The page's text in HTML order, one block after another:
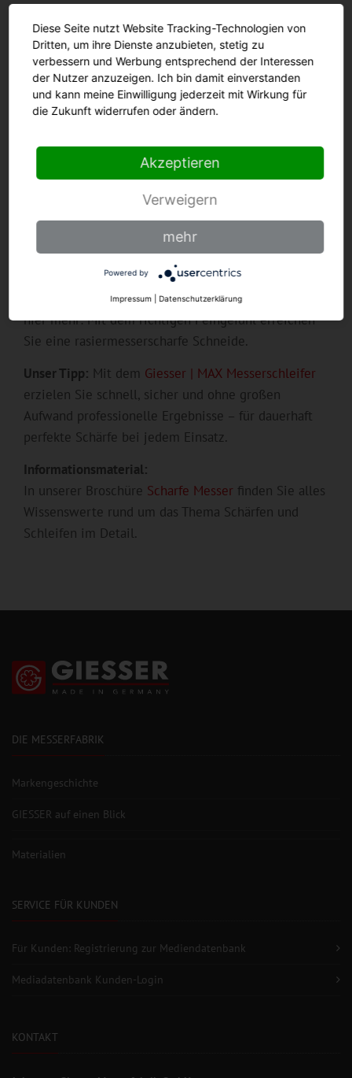
Klinge mit einem sehr feinen Schleifband oder einer
Filzscheibe veredelt werden. Das sorgt für eine
besonders glatte Oberfläche und maximale Schärfe.
Beim Schleifen mit dem Stein gilt: Arbeiten Sie
immer mit ausreichend Wasser. Das schützt den
Schneidkraft. Gleiches gilt für Bandschleifer – hier
ist kontrolliertes Arbeiten entscheidend.
Ein präzise laufender Schleifstein garantiert zudem
ein gleichmäßiges Schliffbild und ein perfektes
Klingenprofil – die Basis für exakte Schnitte.
Zum Abschluss wird der entstandene Grat vorsichtig
mit einem Handabziehstein entfernt. Weniger ist
hier mehr: Mit dem richtigen Feingefühl erreichen
Sie eine rasiermesserscharfe Schneide.
Unser Tipp: Mit dem Giesser | MAX Messerschleifer
erzielen Sie schnell, sicher und ohne großen
Aufwand professionelle Ergebnisse – für dauerhaft
perfekte Schärfe bei jedem Einsatz.
Informationsmaterial:
In unserer Broschüre Scharfe Messer finden Sie alles
Wissenswerte rund um das Thema Schärfen und
Schleifen im Detail.
DIE MESSERFABRIK
Markengeschichte
GIESSER auf einen Blick
Materialien
SERVICE FÜR KUNDEN
Für Kunden: Registrierung zur Mediendatenbank
Mediadatenbank Kunden-Login
KONTAKT
Diese Seite nutzt Website Tracking-Technologien von
Dritten, um ihre Dienste anzubieten, stetig zu
verbessern und Werbung entsprechend der Interessen
der Nutzer anzuzeigen. Ich bin damit einverstanden
und kann meine Einwilligung jederzeit mit Wirkung für
die Zukunft widerrufen oder ändern.
Akzeptieren
Verweigern
mehr
Powered by
Impressum Datenschutzerklärung